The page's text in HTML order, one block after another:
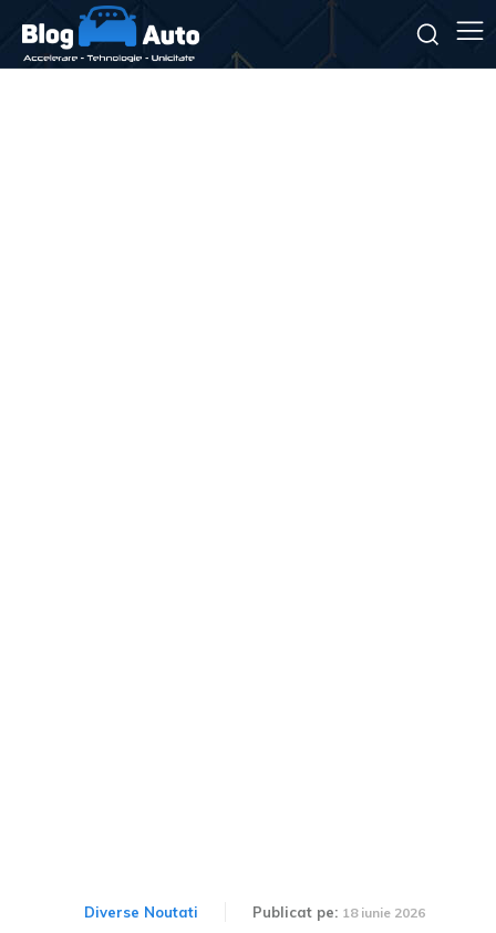
Diverse Noutati Publicat pe: 18 iunie 2026